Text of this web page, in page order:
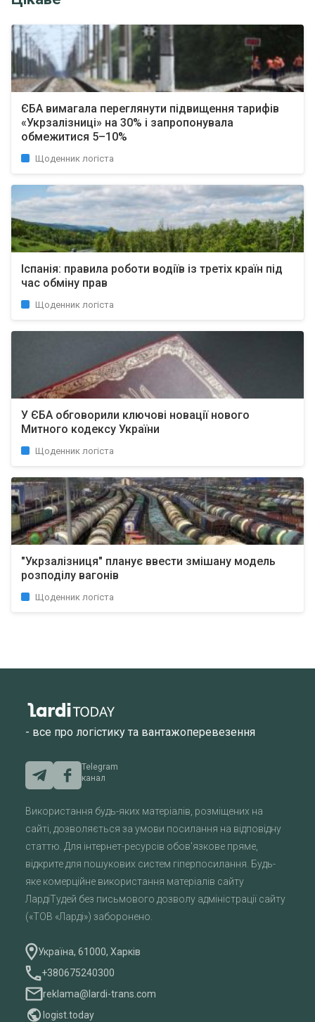
ЄБА вимагала переглянути підвищення тарифів
«Укрзалізниці» на 30% і запропонувала
обмежитися 5–10%
Щоденник логіста
Іспанія: правила роботи водіїв із третіх країн під
час обміну прав
Щоденник логіста
У ЄБА обговорили ключові новації нового
Митного кодексу України
Щоденник логіста
"Укрзалізниця" планує ввести змішану модель
розподілу вагонів
Щоденник логіста
- все про логістику та вантажоперевезення
Telegram
канал
Використання будь-яких матеріалів, розміщених на
сайті, дозволяється за умови посилання на відповідну
статтю. Для інтернет-ресурсів обов'язкове пряме,
відкрите для пошукових систем гіперпосилання. Будь-
яке комерційне використання матеріалів сайту
ЛардіТудей без письмового дозволу адміністрації сайту
(«ТОВ «Ларді») заборонено.
Україна, 61000, Харків
+380675240300
reklama@lardi-trans.com
logist.today